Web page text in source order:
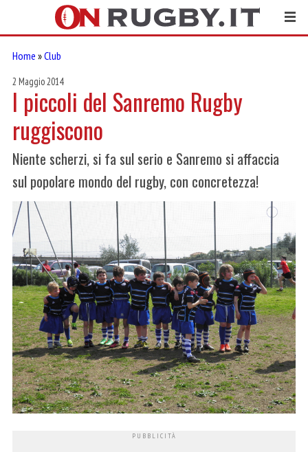
Home »Club
2 Maggio 2014
I piccoli del Sanremo Rugby
ruggiscono
Niente scherzi, si fa sul serio e Sanremo si affaccia
sul popolare mondo del rugby, con concretezza!